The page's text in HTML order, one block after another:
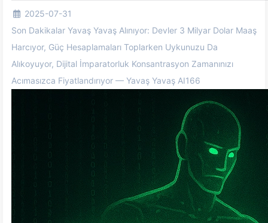
2025-07-31
Son Dakikalar Yavaş Yavaş Alınıyor: Devler 3 Milyar Dolar Maaş
Harcıyor, Güç Hesaplamaları Toplarken Uykunuzu Da
Alıkoyuyor, Dijital İmparatorluk Konsantrasyon Zamanınızı
Acımasızca Fiyatlandırıyor — Yavaş Yavaş AI166